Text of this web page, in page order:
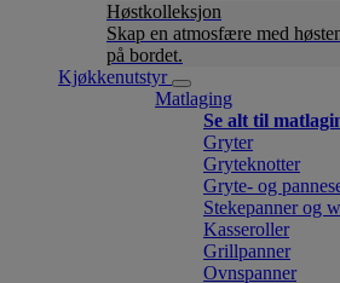
Høstkolleksjon
Skap en atmosfære med
på bordet.
Kjøkkenutstyr
Matlaging
Se alt til
Gryter
Gryteknotter
Gryte- og
Stekepanner og
Kasseroller
Grillpanner
Ovnspanner